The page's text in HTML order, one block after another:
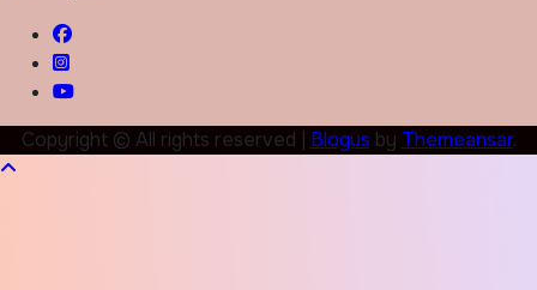
Copyright © All rights reserved Blogus by Themeansar.